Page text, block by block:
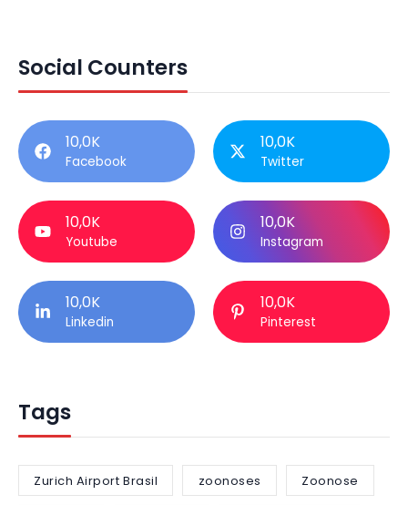
Social Counters
10,0K
Facebook
10,0K
Twitter
10,0K
Youtube
10,0K
Instagram
10,0K
Linkedin
10,0K
Pinterest
Tags
Zurich Airport Brasil zoonoses Zoonose